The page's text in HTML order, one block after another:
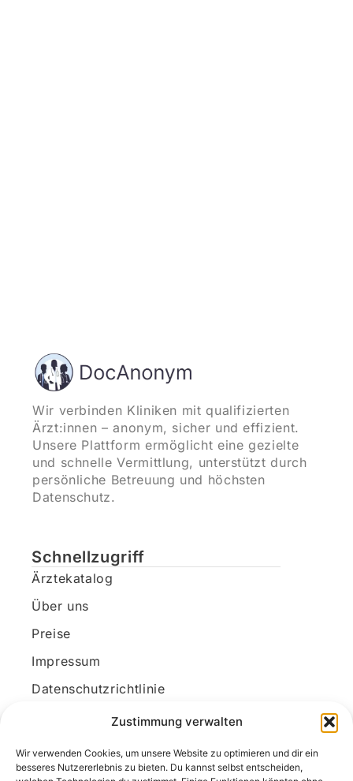
Zustimmung verwalten
Wir verwenden Cookies, um unsere Website zu optimieren und dir ein
besseres Nutzererlebnis zu bieten. Du kannst selbst entscheiden,
Wir verbinden Kliniken mit qualifizierten
Ärzt:innen – anonym, sicher und effizient.
Unsere Plattform ermöglicht eine gezielte
und schnelle Vermittlung, unterstützt durch
persönliche Betreuung und höchsten
Datenschutz.
Schnellzugriff
Ärztekatalog
Über uns
Preise
Impressum
Datenschutzrichtlinie
Kundenkonto
Unsere Kontaktdaten